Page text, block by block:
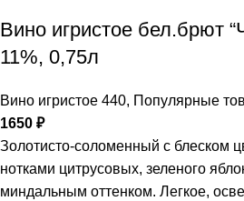
Вино игристое бел.брют
11%, 0,75л
Вино игристое 440, Популярные
1650 ₽
Золотисто-соломенный с блеском
нотками цитрусовых, зеленого
миндальным оттенком. Легкое,